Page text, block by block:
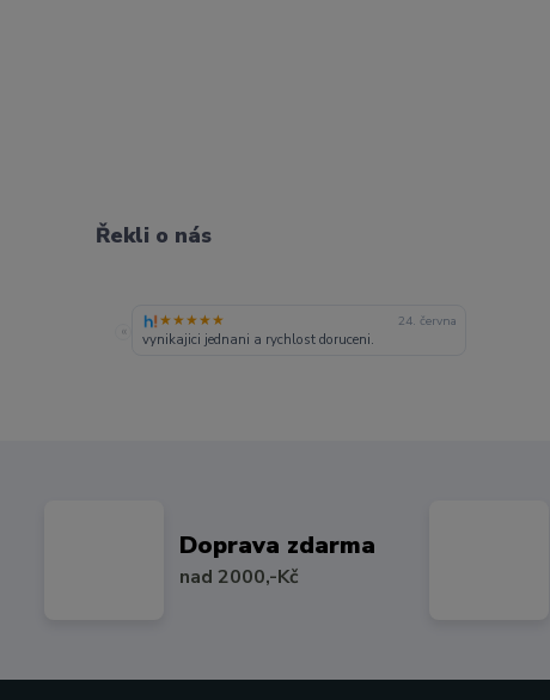
Řekli o nás
«
★★★★★ 24. června
vynikajici jednani a rychlost doruceni.
Doprava zdarma
nad 2000,-Kč